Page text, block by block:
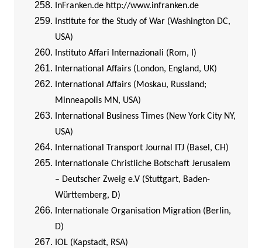
InFranken.de http://www.infranken.de
Institute for the Study of War (Washington DC,
USA)
Instituto Affari Internazionali (Rom, I)
International Affairs (London, England, UK)
International Affairs (Moskau, Russland;
Minneapolis MN, USA)
International Business Times (New York City NY,
USA)
International Transport Journal ITJ (Basel, CH)
Internationale Christliche Botschaft Jerusalem
– Deutscher Zweig e.V (Stuttgart, Baden-
Württemberg, D)
Internationale Organisation Migration (Berlin,
D)
IOL (Kapstadt, RSA)